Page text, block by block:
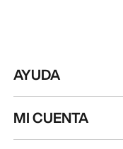
AYUDA
MI CUENTA